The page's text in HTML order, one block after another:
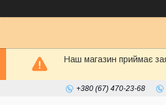
Наш магазин приймає
+380 (67) 470-23-68